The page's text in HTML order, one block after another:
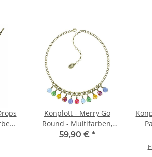
Konplott - Merry Go
Round - Multifarben,
Antikmessing, Halskette
59,90 € *